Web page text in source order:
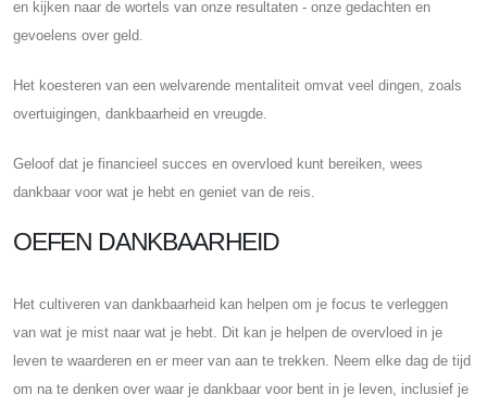
en kijken naar de wortels van onze resultaten - onze gedachten en
gevoelens over geld.
Het koesteren van een welvarende mentaliteit omvat veel dingen, zoals
overtuigingen, dankbaarheid en vreugde.
Geloof dat je financieel succes en overvloed kunt bereiken, wees
dankbaar voor wat je hebt en geniet van de reis.
OEFEN DANKBAARHEID
Het cultiveren van dankbaarheid kan helpen om je focus te verleggen
van wat je mist naar wat je hebt. Dit kan je helpen de overvloed in je
leven te waarderen en er meer van aan te trekken. Neem elke dag de tijd
om na te denken over waar je dankbaar voor bent in je leven, inclusief je